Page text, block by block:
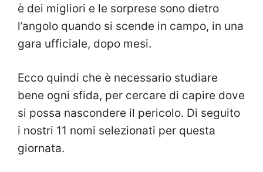
è dei migliori e le sorprese sono dietro
l’angolo quando si scende in campo, in una
gara ufficiale, dopo mesi.
Ecco quindi che è necessario studiare
bene ogni sfida, per cercare di capire dove
si possa nascondere il pericolo. Di seguito
i nostri 11 nomi selezionati per questa
giornata.